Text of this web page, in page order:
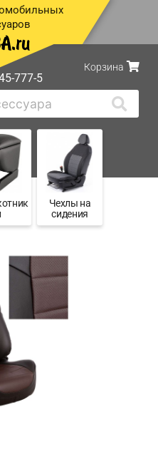
777-5
Корзина
Чехлы на
сидения